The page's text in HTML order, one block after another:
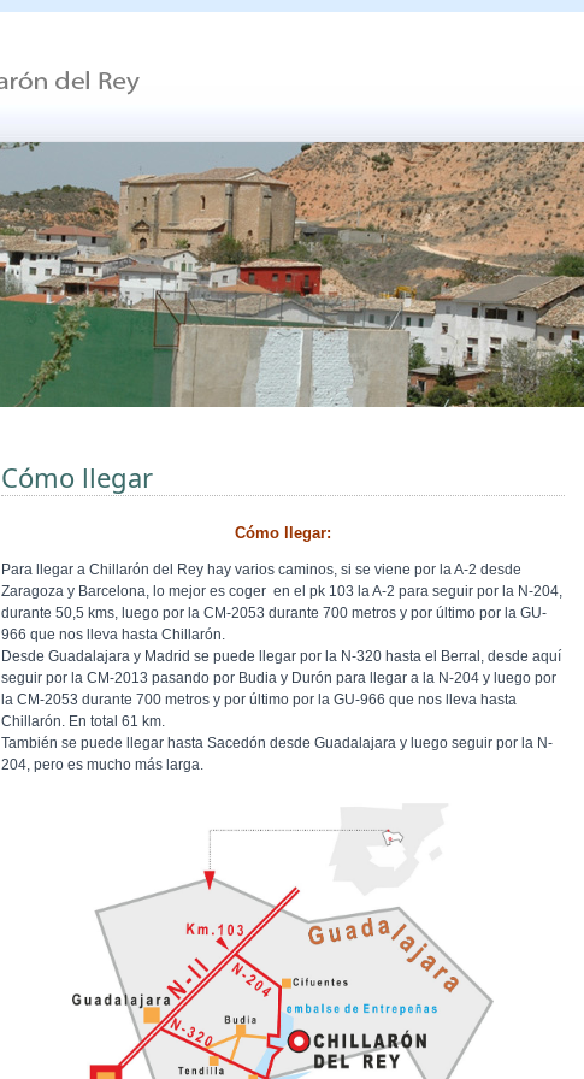
Cómo llegar
Cómo llegar:
Para llegar a Chillarón del Rey hay varios caminos, si se viene por la A-2 desde
Zaragoza y Barcelona, lo mejor es coger en el pk 103 la A-2 para seguir por la N-204,
durante 50,5 kms, luego por la CM-2053 durante 700 metros y por último por la GU-
966 que nos lleva hasta Chillarón.
Desde Guadalajara y Madrid se puede llegar por la N-320 hasta el Berral, desde aquí
seguir por la CM-2013 pasando por Budia y Durón para llegar a la N-204 y luego por
la CM-2053 durante 700 metros y por último por la GU-966 que nos lleva hasta
Chillarón. En total 61 km.
También se puede llegar hasta Sacedón desde Guadalajara y luego seguir por la N-
204, pero es mucho más larga.